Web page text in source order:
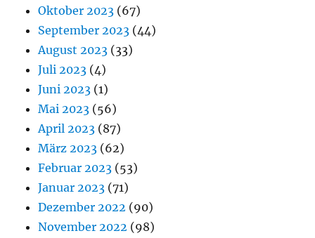
Oktober 2023 (67)
September 2023 (44)
August 2023 (33)
Juli 2023 (4)
Juni 2023 (1)
Mai 2023 (56)
April 2023 (87)
März 2023 (62)
Februar 2023 (53)
Januar 2023 (71)
Dezember 2022 (90)
November 2022 (98)